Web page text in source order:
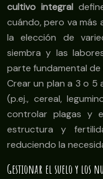
cultivo integral
cuándo, pero va más
la elección de
siembra y las
parte fundamental de
Crear un plan a 3 o 5
(p.ej., cereal,
controlar plagas y
estructura y
reduciendo la
Gestionar el suelo y los